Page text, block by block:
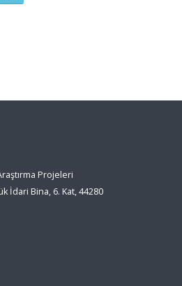
Projeleri
İdari Bina, 6. Kat, 44280